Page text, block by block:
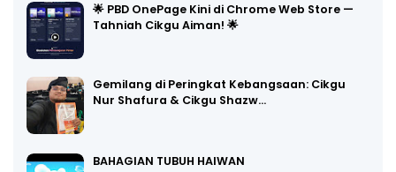
🌟 PBD OnePage Kini di Chrome Web Store —
Tahniah Cikgu Aiman! 🌟
Gemilang di Peringkat Kebangsaan: Cikgu
Nur Shafura & Cikgu Shazw…
BAHAGIAN TUBUH HAIWAN